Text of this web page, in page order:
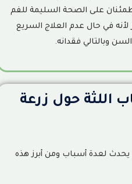
على الصحة السليمة للفم
لأنه في حال عدم العلاج السريع
وبالتالي فقدانه.
اللثة حول زرعة
يحدث لعدة أسباب ومن أبرز هذه